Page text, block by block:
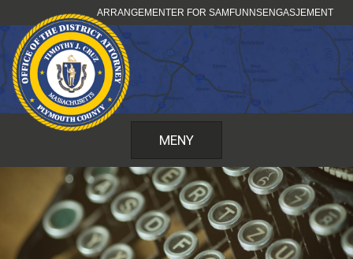
til
innhold
ARRANGEMENTER FOR SAMFUNNSENGASJEMENT
MENY